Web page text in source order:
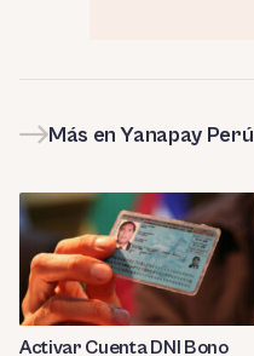
Más en Yanapay Perú
Activar Cuenta DNI Bono